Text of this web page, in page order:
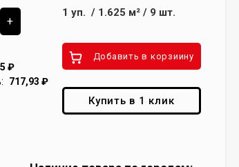
+
₽
717,93 ₽
1 уп. / 1.625 м²/ 9 шт.
Добавить в корзиину
Купить в 1 клик